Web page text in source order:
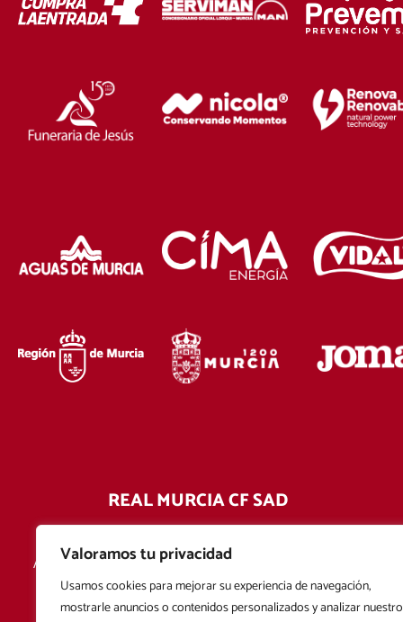
Valoramos tu privacidad
Usamos cookies para mejorar su experiencia de navegación,
mostrarle anuncios o contenidos personalizados y analizar nuestro
REAL MURCIA CF SAD
Avda. de la Afición del Real Murcia CF S/N 30110 -
Churra - Murcia
968 242 812